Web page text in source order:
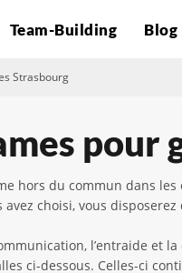
Team-Building Blog
Strasbourg
hors du commun dans
choisi, vous
l’entraide et
ci-dessous. Celles-ci